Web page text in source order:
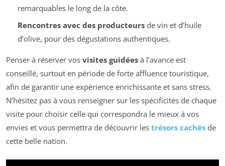
remarquables le long de la côte.
Rencontres avec des producteursde vin et d’huile
d’olive, pour des dégustations authentiques.
Penser à réserver vos visites guidées à l’avance est
conseillé, surtout en période de forte affluence touristique,
afin de garantir une expérience enrichissante et sans stress.
N’hésitez pas à vous renseigner sur les spécificités de chaque
visite pour choisir celle qui correspondra le mieux à vos
envies et vous permettra de découvrir les trésors cachés de
cette belle nation.